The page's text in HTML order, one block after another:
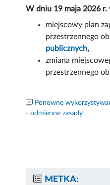
W dniu 19 maja 2026 r.
miejscowy plan
przestrzennego
publicznych,
zmiana
przestrzennego
Ponowne
- odmienne zasady
METKA: